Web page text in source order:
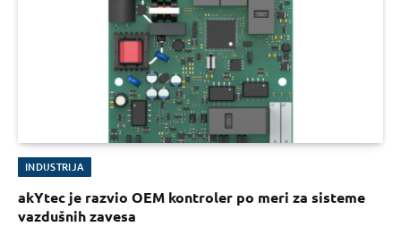
INDUSTRIJA
akYtec je razvio OEM kontroler po meri za sisteme
vazdušnih zavesa